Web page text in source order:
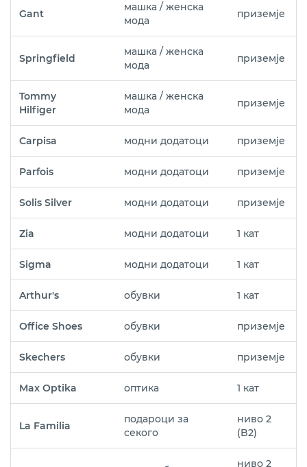
Gant
машка / женска
мода
приземје
Springfield
машка / женска
мода
приземје
Tommy
Hilfiger
машка / женска
мода
приземје
Carpisa модни додатоци приземје
Parfois модни додатоци приземје
Solis Silver модни додатоци приземје
Zia модни додатоци 1 кат
Sigma модни додатоци 1 кат
Arthur's обувки 1 кат
Office Shoes обувки приземје
Skechers обувки приземје
Max Optika оптика 1 кат
La Familia
подароци за
секого
ниво 2
(B2)
ниво 2